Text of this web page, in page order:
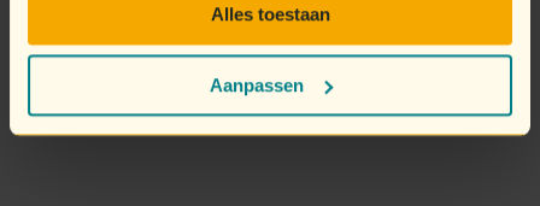
Alles toestaan
Aanpassen